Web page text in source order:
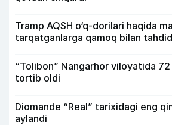
Tramp AQSH o‘q-dorilari haqida
tarqatganlarga qamoq bilan
“Tolibon” Nangarhor viloyatida
tortib oldi
Diomande “Real” tarixidagi eng
aylandi